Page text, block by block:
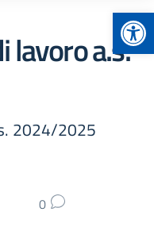
lavoro a.s.
2024/2025
0